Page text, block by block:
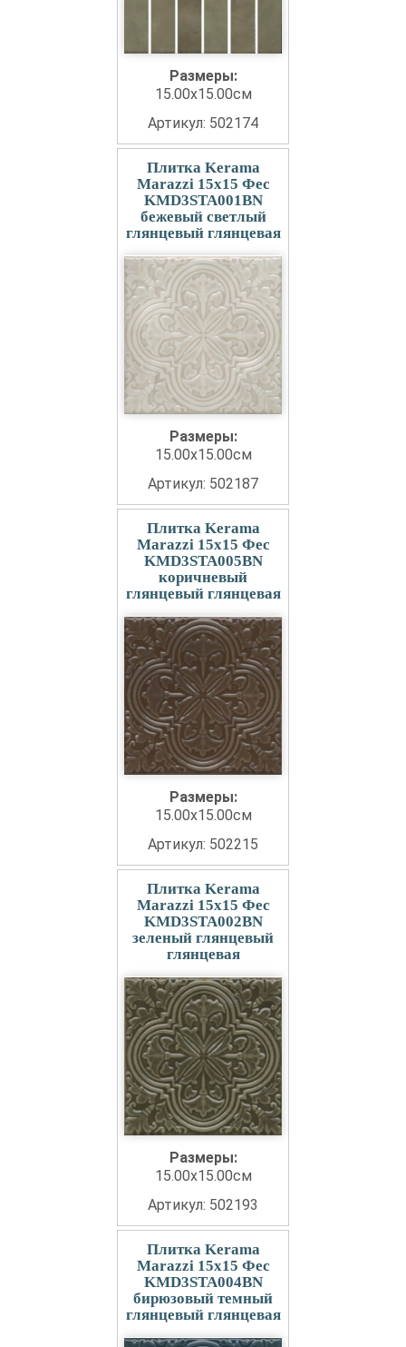
Размеры:
15.00x15.00см
Артикул: 502174
Плитка Kerama
Marazzi 15x15 Фес
KMD3STA001BN
бежевый светлый
глянцевый глянцевая
Размеры:
15.00x15.00см
Артикул: 502187
Плитка Kerama
Marazzi 15x15 Фес
KMD3STA005BN
коричневый
глянцевый глянцевая
Размеры:
15.00x15.00см
Артикул: 502215
Плитка Kerama
Marazzi 15x15 Фес
KMD3STA002BN
зеленый глянцевый
глянцевая
Размеры:
15.00x15.00см
Артикул: 502193
Плитка Kerama
Marazzi 15x15 Фес
KMD3STA004BN
бирюзовый темный
глянцевый глянцевая